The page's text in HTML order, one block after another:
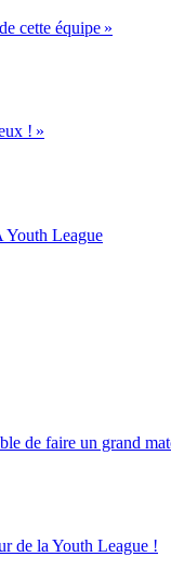
cette équipe »
! »
Youth League
de faire un grand
de la Youth League !